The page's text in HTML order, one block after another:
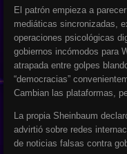
El patrón empieza a
mediáticas sincronizadas,
operaciones psicológicas
gobiernos incómodos para
atrapada entre golpes
“democracias”
Cambian las plataformas,
La propia Sheinbaum
advirtió sobre redes
de noticias falsas contra